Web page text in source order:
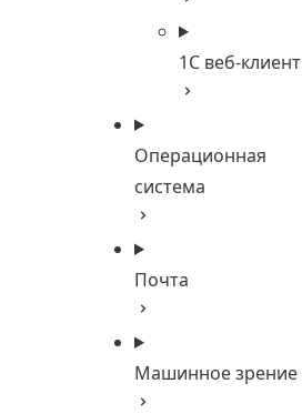
1C веб-клиент
Операционная
система
Почта
Машинное зрение